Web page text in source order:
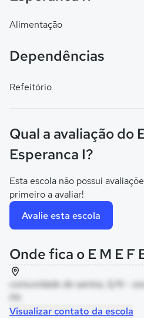
Alimentação
Dependências
Refeitório
Qual a avaliação do
Esperanca I?
Esta escola não possui
primeiro a avaliar!
Avalie esta escola
Onde fica o E M E F
comunidade de santos, S/N -
Visualizar contato da escola